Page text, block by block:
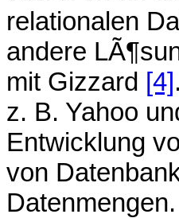
relationalen
andere
mit Gizzard [4]
z. B. Yahoo
Entwicklung
von
Datenmengen.